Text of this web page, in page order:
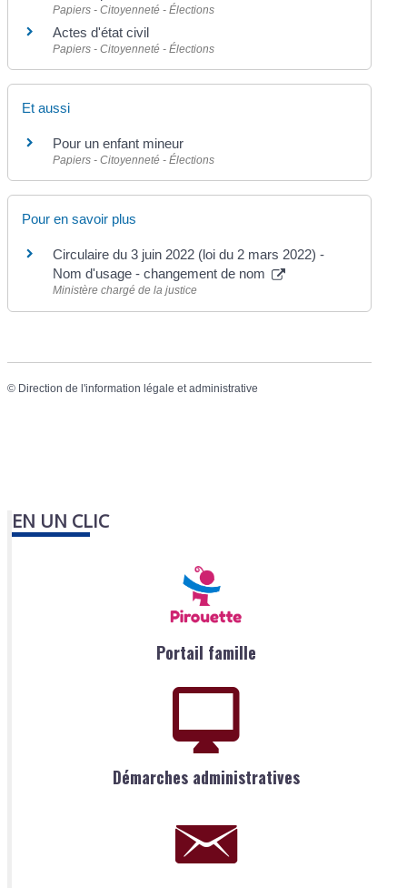
Papiers - Citoyenneté - Élections
Actes d'état civil
Papiers - Citoyenneté - Élections
Et aussi
Pour un enfant mineur
Papiers - Citoyenneté - Élections
Pour en savoir plus
Circulaire du 3 juin 2022 (loi du 2 mars 2022) -
Nom d'usage - changement de nom
Ministère chargé de la justice
© Direction de l'information légale et administrative
EN UN CLIC
Portail famille
Démarches administratives